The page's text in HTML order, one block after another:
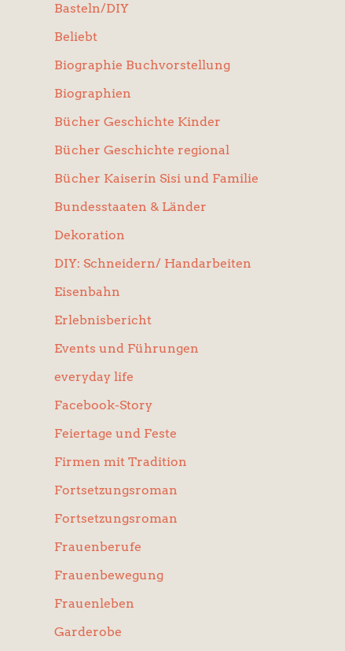
Basteln/DIY
Beliebt
Biographie Buchvorstellung
Biographien
Bücher Geschichte Kinder
Bücher Geschichte regional
Bücher Kaiserin Sisi und Familie
Bundesstaaten & Länder
Dekoration
DIY: Schneidern/ Handarbeiten
Eisenbahn
Erlebnisbericht
Events und Führungen
everyday life
Facebook-Story
Feiertage und Feste
Firmen mit Tradition
Fortsetzungsroman
Fortsetzungsroman
Frauenberufe
Frauenbewegung
Frauenleben
Garderobe